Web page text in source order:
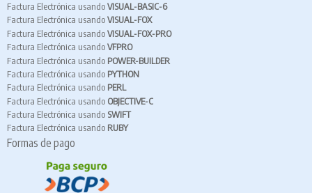
Factura Electrónica usandoVISUAL-BASIC-6
Factura Electrónica usandoVISUAL-FOX
Factura Electrónica usandoVISUAL-FOX-PRO
Factura Electrónica usandoVFPRO
Factura Electrónica usando POWER-BUILDER
Factura Electrónica usando PYTHON
Factura Electrónica usando PERL
Factura Electrónica usando OBJECTIVE-C
Factura Electrónica usando SWIFT
Factura Electrónica usando RUBY
Formas de pago